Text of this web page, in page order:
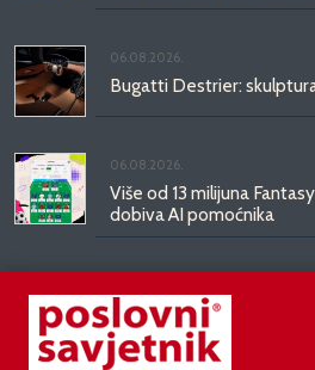
06.08.2026.
Bugatti Destrier:
06.08.2026.
Više od 13 milijuna
dobiva AI pomoćnika
Od doma do doma: IKEA
KOMPISHÄNG, kolekciju